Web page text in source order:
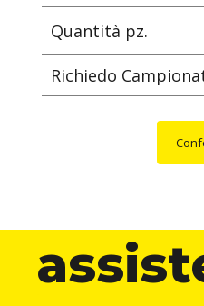
Quantità pz.
Richiedo